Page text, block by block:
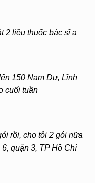
2 liều thuốc bác sĩ ạ
150 Nam Dư, Lĩnh
cuối tuần
rồi, cho tôi 2 gói nữa
quận 3, TP Hồ Chí